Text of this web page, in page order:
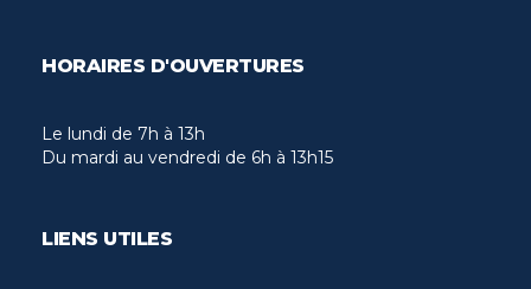
HORAIRES D'OUVERTURES
Le lundi de 7h à 13h
Du mardi au vendredi de 6h à 13h15
LIENS UTILES